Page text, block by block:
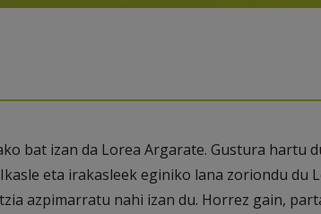
bat izan da Lorea Argarate. Gustura hartu
eta irakasleek eginiko lana zoriondu du
azpimarratu nahi izan du. Horrez gain,